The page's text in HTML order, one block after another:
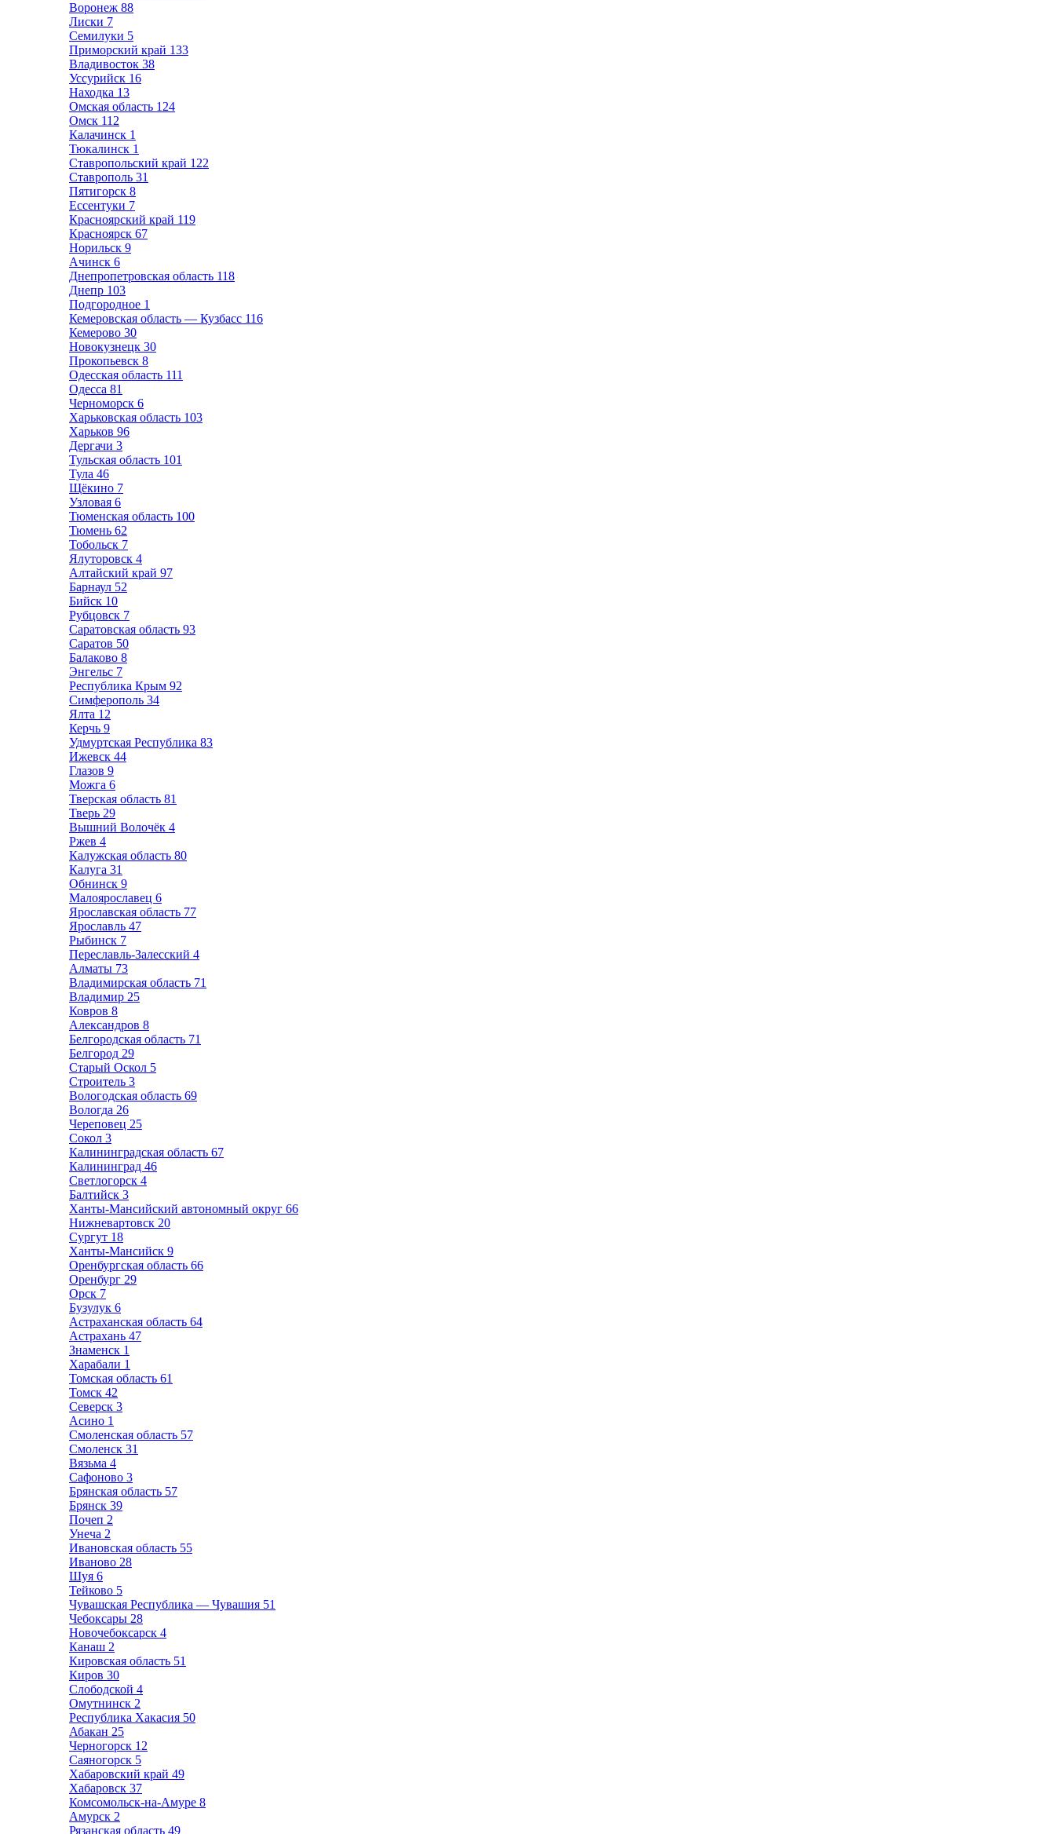
Воронеж 88
Лиски 7
Семилуки 5
Приморский край 133
Владивосток 38
Уссурийск 16
Находка 13
Омская область 124
Омск 112
Калачинск 1
Тюкалинск 1
Ставропольский край 122
Ставрополь 31
Пятигорск 8
Ессентуки 7
Красноярский край 119
Красноярск 67
Норильск 9
Ачинск 6
Днепропетровская область 118
Днепр 103
Подгородное 1
Кемеровская область — Кузбасс 116
Кемерово 30
Новокузнецк 30
Прокопьевск 8
Одесская область 111
Одесса 81
Черноморск 6
Харьковская область 103
Харьков 96
Дергачи 3
Тульская область 101
Тула 46
Щёкино 7
Узловая 6
Тюменская область 100
Тюмень 62
Тобольск 7
Ялуторовск 4
Алтайский край 97
Барнаул 52
Бийск 10
Рубцовск 7
Саратовская область 93
Саратов 50
Балаково 8
Энгельс 7
Республика Крым 92
Симферополь 34
Ялта 12
Керчь 9
Удмуртская Республика 83
Ижевск 44
Глазов 9
Можга 6
Тверская область 81
Тверь 29
Вышний Волочёк 4
Ржев 4
Калужская область 80
Калуга 31
Обнинск 9
Малоярославец 6
Ярославская область 77
Ярославль 47
Рыбинск 7
Переславль-Залесский 4
Алматы 73
Владимирская область 71
Владимир 25
Ковров 8
Александров 8
Белгородская область 71
Белгород 29
Старый Оскол 5
Строитель 3
Вологодская область 69
Вологда 26
Череповец 25
Сокол 3
Калининградская область 67
Калининград 46
Светлогорск 4
Балтийск 3
Ханты-Мансийский автономный округ 66
Нижневартовск 20
Сургут 18
Ханты-Мансийск 9
Оренбургская область 66
Оренбург 29
Орск 7
Бузулук 6
Астраханская область 64
Астрахань 47
Знаменск 1
Харабали 1
Томская область 61
Томск 42
Северск 3
Асино 1
Смоленская область 57
Смоленск 31
Вязьма 4
Сафоново 3
Брянская область 57
Брянск 39
Почеп 2
Унеча 2
Ивановская область 55
Иваново 28
Шуя 6
Тейково 5
Чувашская Республика — Чувашия 51
Чебоксары 28
Новочебоксарск 4
Канаш 2
Кировская область 51
Киров 30
Слободской 4
Омутнинск 2
Республика Хакасия 50
Абакан 25
Черногорск 12
Саяногорск 5
Хабаровский край 49
Хабаровск 37
Комсомольск-на-Амуре 8
Амурск 2
Рязанская область 49